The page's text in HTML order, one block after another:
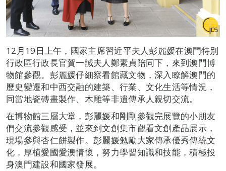
12月19日上午，國家主席習近平夫人彭麗媛在澳門特別
行政區行政長官賀一誠夫人鄭素貞陪同下，來到澳門博
物館參觀。彭麗媛仔細察看館藏文物，深入瞭解澳門的
歷史變遷和中西交融的建築、行業、文化生活等情況，
同當地瓷磚畫製作、木雕等非遺傳承人親切交流。
在博物館三層大堂，彭麗媛和剛剛參觀完展覽的小朋友
們交流參觀感受，並來到文創集市觀看文創產品展示，
現場參與杏仁餅製作。彭麗媛勉勵大家傳承優秀傳統文
化，厚植愛國愛澳情懷，努力學習知識和技能，積極投
身澳門建設和國家發展。